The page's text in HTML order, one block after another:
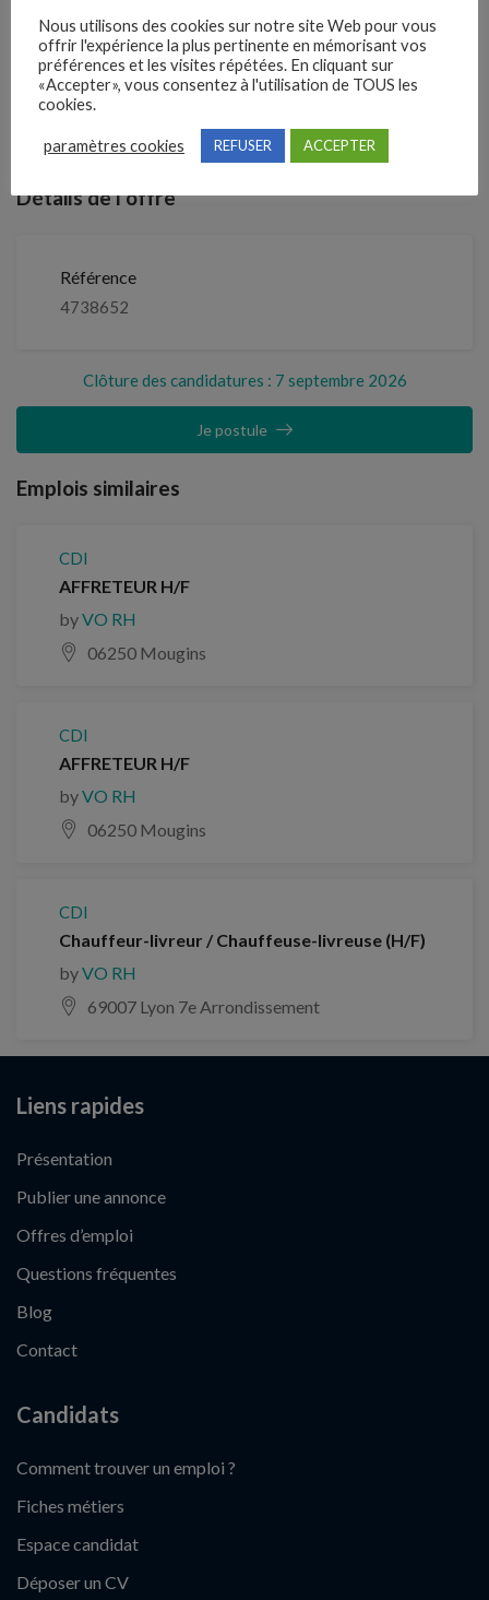
Il y a1 mois
Clôture des candidatures : 7
Détails de l’offre
Référence
4738652
Clôture des candidatures : 7 septembre 2026
Je postule
Emplois similaires
CDI
AFFRETEUR H/F
byVO RH
06250 Mougins
CDI
AFFRETEUR H/F
byVO RH
06250 Mougins
CDI
Chauffeur-livreur / Chauffeuse-livreuse (H/F)
byVO RH
69007 Lyon 7e Arrondissement
Liens rapides
Présentation
Publier une annonce
Offres d’emploi
Questions fréquentes
Blog
Contact
Candidats
Comment trouver un emploi ?
Fiches métiers
Espace candidat
Déposer un CV
Nous utilisons des cookies sur notre site Web pour vous
offrir l'expérience la plus pertinente en mémorisant vos
préférences et les visites répétées. En cliquant sur
«Accepter», vous consentez à l'utilisation de TOUS les
cookies.
paramètres cookies REFUSER ACCEPTER